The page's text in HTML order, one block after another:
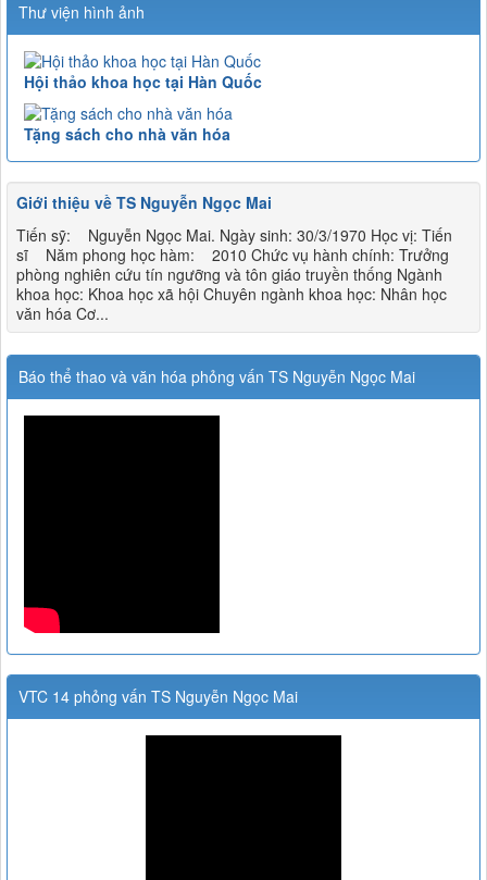
Thư viện hình ảnh
Hội thảo khoa học tại Hàn Quốc
Tặng sách cho nhà văn hóa
Giới thiệu về TS Nguyễn Ngọc Mai
Tiến sỹ: Nguyễn Ngọc Mai. Ngày sinh: 30/3/1970 Học vị: Tiến
sĩ Năm phong học hàm: 2010 Chức vụ hành chính: Trưởng
phòng nghiên cứu tín ngưỡng và tôn giáo truyền thống Ngành
khoa học: Khoa học xã hội Chuyên ngành khoa học: Nhân học
văn hóa Cơ...
Báo thể thao và văn hóa phỏng vấn TS Nguyễn Ngọc Mai
VTC 14 phỏng vấn TS Nguyễn Ngọc Mai